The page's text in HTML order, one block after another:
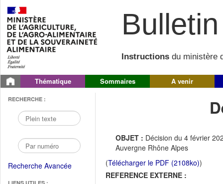
Instructions du ministère
Thématique Sommaires A venir
RECHERCHE :
Recherche Avancée
OBJET : Décision du 4 février
Auvergne Rhône Alpes
(Télécharger le PDF (2108ko))
REFERENCE EXTERNE :